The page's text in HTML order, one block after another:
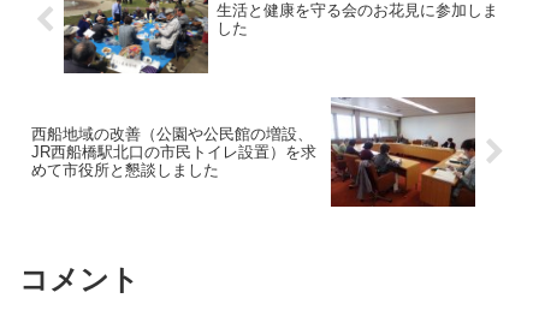
生活と健康を守る会のお花見に参加しま
した
西船地域の改善（公園や公民館の増設、
JR西船橋駅北口の市民トイレ設置）を求
めて市役所と懇談しました
コメント